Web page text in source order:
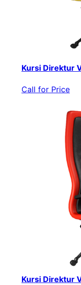
Kursi Direktur
Call for Price
Kursi Direktur